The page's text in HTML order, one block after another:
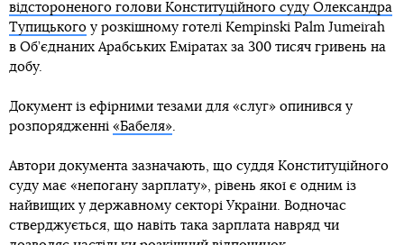
відстороненого голови Конституційного суду Олександра
Тупицького у розкішному готелі Kempinski Palm Jumeirah
в Об’єднаних Арабських Еміратах за 300 тисяч гривень на
добу.
Документ із ефірними тезами для «слуг» опинився у
розпорядженні «Бабеля».
Автори документа зазначають, що суддя Конституційного
суду має «непогану зарплату», рівень якої є одним із
найвищих у державному секторі України. Водночас
стверджується, що навіть така зарплата навряд чи